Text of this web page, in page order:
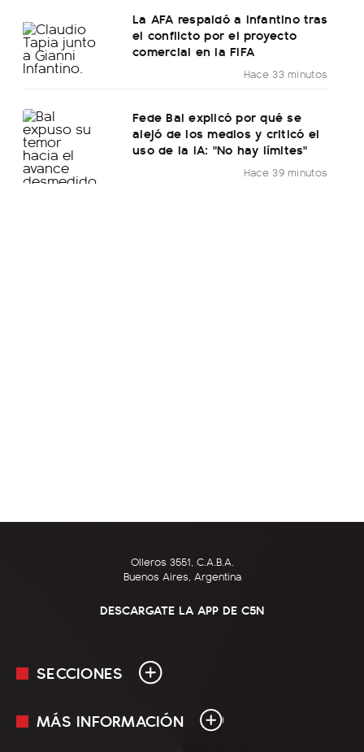
La AFA respaldó a Infantino tras
el conflicto por el proyecto
comercial en la FIFA
Hace 33 minutos
Fede Bal explicó por qué se
alejó de los medios y criticó el
uso de la IA: "No hay límites"
Hace 39 minutos
Olleros 3551, C.A.B.A.
Buenos Aires, Argentina
DESCARGATE LA APP DE C5N
SECCIONES
En Vivo
MÁS INFORMACIÓN